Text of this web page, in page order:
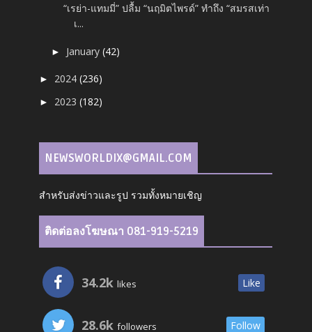
“เรย่า-แทมมี่” ปลื้ม “นฤมิตไพรด์” ทำถึง “สมรสเท่า
เ...
► January(42)
► 2024(236)
► 2023(182)
NEWSWORLDIX@GMAIL.COM
สำหรับส่งข่าวและรูป รวมทั้งหมายเชิญ
ติดต่อลงโฆษณา 081-919-5219
34.2k likes Like
28.6k followers Follow